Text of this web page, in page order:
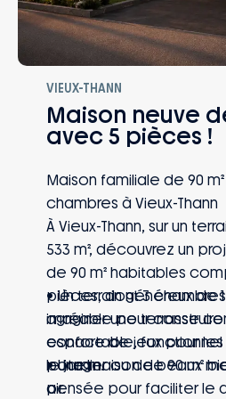
VIEUX-THANN
Maison neuve
avec 5 pièces !
Maison familiale de 90
chambres à Vieux-Thann
À Vieux-Thann, sur un
533 m², découvrez un
de 90 m² habitables
pièces, dont 3
agréable pour construire
confortable, fonctionnel
le jardin.
• Un terrain généreux de
imaginer une terrasse
espace de jeux pour les
potager ou de beaux
air.
• Une maison de 90 m²
pensée pour faciliter le